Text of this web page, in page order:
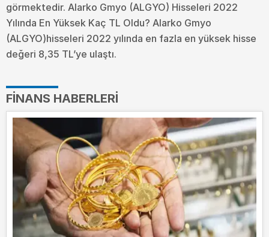
görmektedir. Alarko Gmyo (ALGYO) Hisseleri 2022
Yılında En Yüksek Kaç TL Oldu? Alarko Gmyo
(ALGYO)hisseleri 2022 yılında en fazla en yüksek hisse
değeri 8,35 TL’ye ulaştı.
FINANS HABERLERI